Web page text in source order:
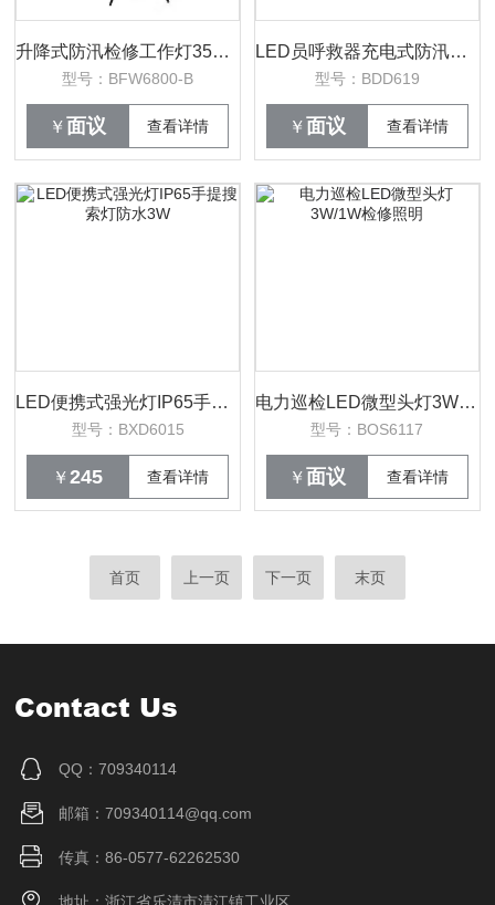
升降式防汛检修工作灯35W氙气灯24V
型号：BFW6800-B
￥ 面议 查看详情
LED员呼救器充电式防汛应急定位方位灯
型号：BDD619
￥ 面议 查看详情
LED便携式强光灯IP65手提搜索灯防水3W
型号：BXD6015
￥245 查看详情
电力巡检LED微型头灯3W/1W检修照明
型号：BOS6117
￥ 面议 查看详情
首页 上一页 下一页 末页
Contact Us
QQ：709340114
邮箱：709340114@qq.com
传真：86-0577-62262530